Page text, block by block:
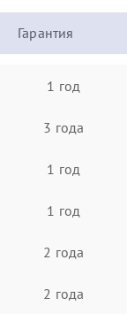
Гарантия
1 год
3 года
1 год
1 год
2 года
2 года